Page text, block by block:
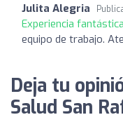
Julita Alegria
Experiencia
equipo de trabajo.
Deja tu
Salud San